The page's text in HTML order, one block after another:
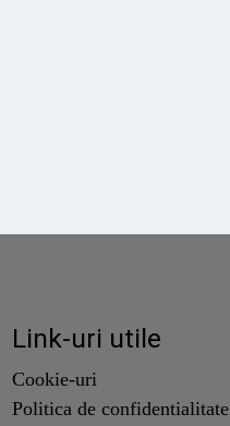
Link-uri utile
Cookie-uri
Politica de confidentialitate